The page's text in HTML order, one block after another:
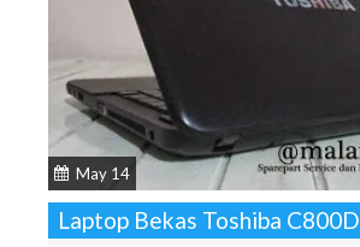
May 14
Laptop Bekas Toshiba C800D